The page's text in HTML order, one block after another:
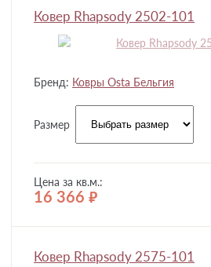
Ковер Rhapsody 2502-101
Бренд: Ковры Osta Бельгия
Размер
Цена за кв.м.:
16 366 руб.
Ковер Rhapsody 2575-101